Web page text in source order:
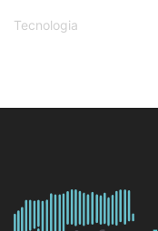
Tecnologia